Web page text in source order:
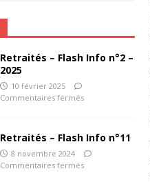
Retraités – Flash Info n°2 –
2025
10 février 2025
Commentaires fermés
Retraités – Flash Info n°11
8 novembre 2024
Commentaires fermés